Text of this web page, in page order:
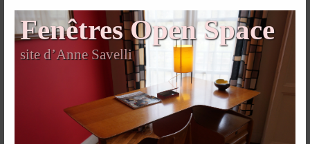
Fenêtres Open Space
site d’Anne Savelli